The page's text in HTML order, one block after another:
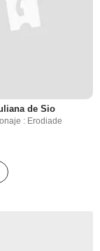
de Sio
: Erodiade